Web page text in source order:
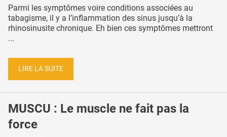
Parmi les symptômes voire conditions associées au
tabagisme, il y a l’inflammation des sinus jusqu’à la
rhinosinusite chronique. Eh bien ces symptômes mettront
...
LIRE LA SUITE
MUSCU : Le muscle ne fait pas la
force